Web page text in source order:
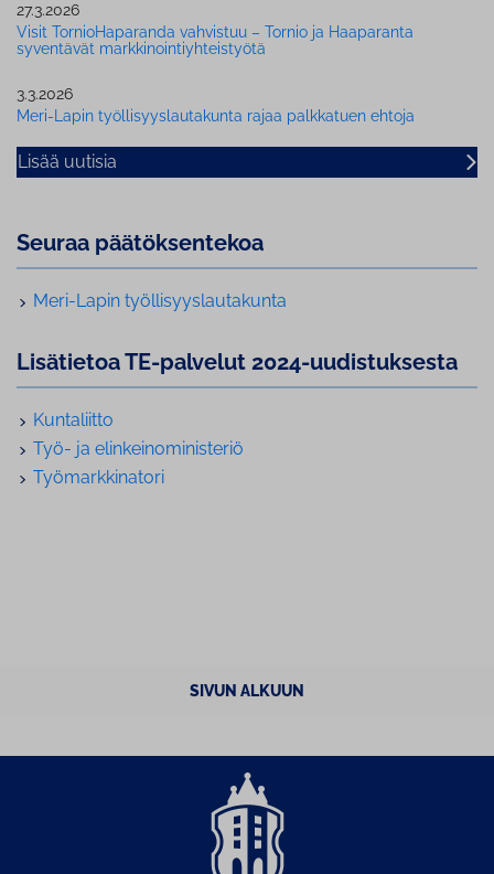
27.3.2026
Visit Tor­nio­Ha­pa­ran­da vahvistuu – Tornio ja Haaparanta
syventävät mark­ki­noin­tiyh­teis­työ­tä
3.3.2026
Meri-Lapin työl­li­syys­lau­ta­kun­ta rajaa palkkatuen ehtoja
Lisää uutisia
Seuraa pää­tök­sen­te­koa
Meri-Lapin työl­li­syys­lau­ta­kun­ta
Lisätietoa TE-palvelut 2024-uu­dis­tuk­ses­ta
Kuntaliitto
Työ- ja elin­kei­no­mi­nis­te­riö
Työ­mark­ki­na­to­ri
SIVUN ALKUUN